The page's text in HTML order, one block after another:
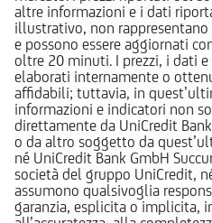
altre informazioni e i dati
illustrativo, non
e possono essere aggiornati
oltre 20 minuti. I prezzi, i dati
elaborati internamente o
affidabili; tuttavia, in
informazioni e indicatori non
direttamente da UniCredit
o da altro soggetto da
né UniCredit Bank GmbH
società del gruppo UniCredit,
assumono qualsivoglia
garanzia, esplicita o implicita,